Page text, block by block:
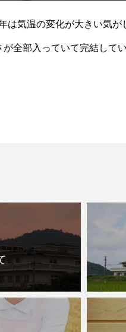
気温の変化が大きい気
全部入っていて完結して